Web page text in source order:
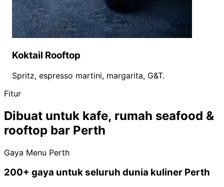
Koktail Rooftop
Spritz, espresso martini, margarita, G&T.
Fitur
Dibuat untuk kafe, rumah seafood &
rooftop bar Perth
Gaya Menu Perth
200+ gaya untuk seluruh dunia kuliner Perth